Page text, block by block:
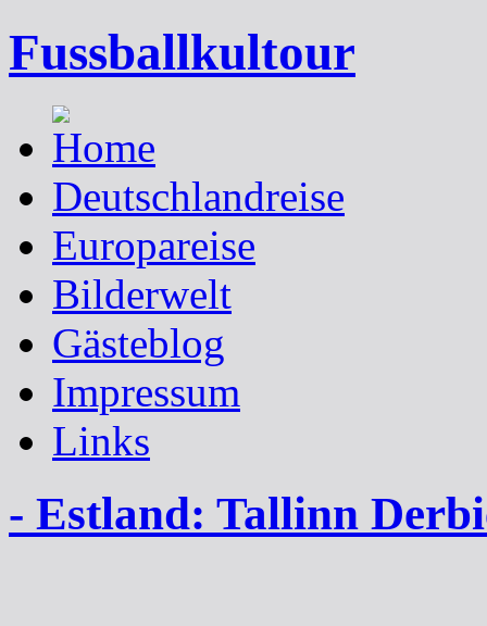
Fussballkultour
Deutschlandreise
Europareise
Bilderwelt
Gästeblog
Impressum
Links
- Estland: Tallinn